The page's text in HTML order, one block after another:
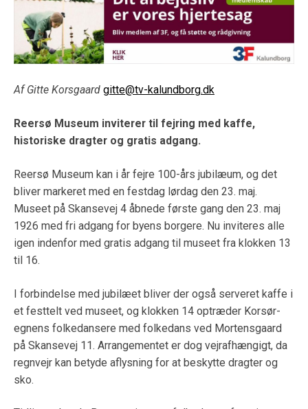
Af Gitte Korsgaard gitte@tv-kalundborg.dk
Reersø Museum inviterer til fejring med kaffe,
historiske dragter og gratis adgang.
Reersø Museum kan i år fejre 100-års jubilæum, og det
bliver markeret med en festdag lørdag den 23. maj.
Museet på Skansevej 4 åbnede første gang den 23. maj
1926 med fri adgang for byens borgere. Nu inviteres alle
igen indenfor med gratis adgang til museet fra klokken 13
til 16.
I forbindelse med jubilæet bliver der også serveret kaffe i
et festtelt ved museet, og klokken 14 optræder Korsør-
egnens folkedansere med folkedans ved Mortensgaard
på Skansevej 11. Arrangementet er dog vejrafhængigt, da
regnvejr kan betyde aflysning for at beskytte dragter og
sko.